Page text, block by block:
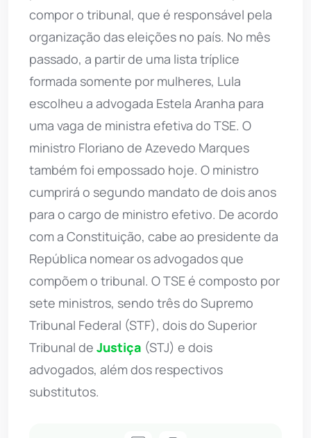
compor o tribunal, que é responsável pela
organização das eleições no país. No mês
passado, a partir de uma lista tríplice
formada somente por mulheres, Lula
escolheu a advogada Estela Aranha para
uma vaga de ministra efetiva do TSE. O
ministro Floriano de Azevedo Marques
também foi empossado hoje. O ministro
cumprirá o segundo mandato de dois anos
para o cargo de ministro efetivo. De acordo
com a Constituição, cabe ao presidente da
República nomear os advogados que
compõem o tribunal. O TSE é composto por
sete ministros, sendo três do Supremo
Tribunal Federal (STF), dois do Superior
Tribunal de Justiça (STJ) e dois
advogados, além dos respectivos
substitutos.